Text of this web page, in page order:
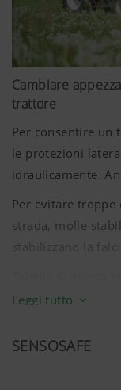
Maggiori
Cambiare
trattore
Per consentire un
le protezioni
idraulicamente.
Per evitare
strada, molle
su richiesta.
Leggi tutto
SENSOSAFE